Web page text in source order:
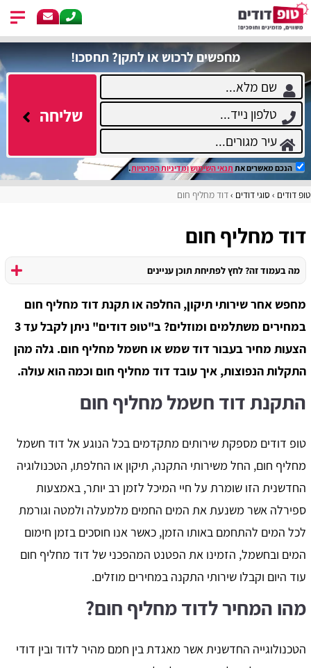
מחפשים לרכוש או לתקן? תחסכו!
שליחה
הנכם מאשרים את תנאי השימושומדיניות הפרטיות.
טופ דודים סוגי דודים דוד מחליף חום
דוד מחליף חום
מה בעמוד זה? לחץ לפתיחת תוכן עניינים
מחפש אחר שירותי תיקון, החלפה או תקנת דוד מחליף חום
במחירים משתלמים ומוזלים? ב"טופ דודים" ניתן לקבל עד 3
הצעות מחיר בעבור דוד שמש או חשמל מחליף חום. גלה מהן
התקלות הנפוצות, איך עובד דוד מחליף חום וכמה הוא עולה.
התקנת דוד חשמל מחליף חום
טופ דודים מספקת שירותים מתקדמים בכל הנוגע אל דוד חשמל
מחליף חום, החל משירותי התקנה, תיקון או החלפתו, הטכנולוגיה
החדשנית הזו שומרת על חיי המיכל לזמן רב יותר, באמצעות
ספירלה אשר משנעת את המים החמים מלמעלה ולמטה וגורמת
לכל המים להתחמם באותו הזמן, כאשר אנו חוסכים בזמן חימום
המים ובחשמל, הזמינו את הפטנט המהפכני של דוד מחליף חום
עוד היום וקבלו שירותי התקנה במחירים מוזלים.
מהו המחיר לדוד מחליף חום?
הטכנולוגייה החדשנית אשר מאגדת בין חמם מהיר לדוד ובין דודי